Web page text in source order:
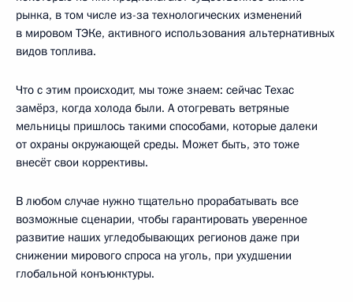
рынка, в том числе из-за технологических изменений
в мировом ТЭКе, активного использования альтернативных
видов топлива.
Что с этим происходит, мы тоже знаем: сейчас Техас
замёрз, когда холода были. А отогревать ветряные
мельницы пришлось такими способами, которые далеки
от охраны окружающей среды. Может быть, это тоже
внесёт свои коррективы.
В любом случае нужно тщательно прорабатывать все
возможные сценарии, чтобы гарантировать уверенное
развитие наших угледобывающих регионов даже при
снижении мирового спроса на уголь, при ухудшении
глобальной конъюнктуры.